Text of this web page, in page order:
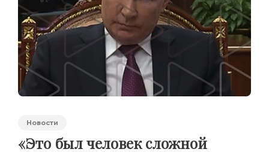
Новости
«Это был человек сложной